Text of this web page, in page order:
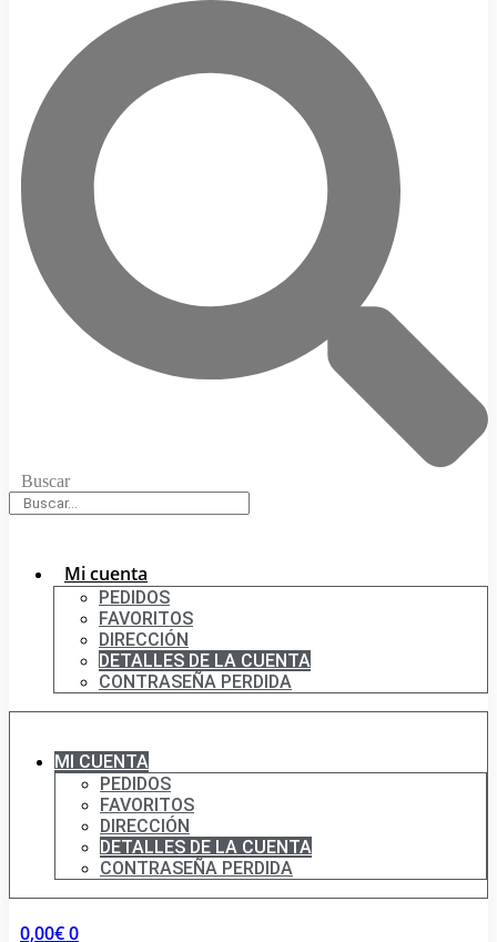
Buscar
Mi cuenta
PEDIDOS
FAVORITOS
DIRECCIÓN
DETALLES DE LA CUENTA
CONTRASEÑA PERDIDA
MI CUENTA
PEDIDOS
FAVORITOS
DIRECCIÓN
DETALLES DE LA CUENTA
CONTRASEÑA PERDIDA
0,00€0